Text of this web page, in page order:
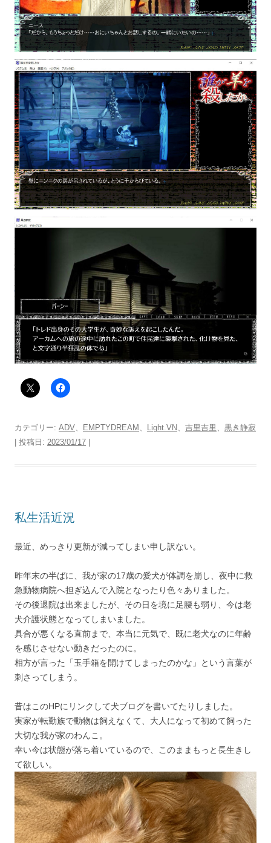
カテゴリー: ADV、 EMPTYDREAM 、 Light.VN、 吉里吉里 、 黒き静寂
| 投稿日: 2023/01/17
私生活近況
最近、めっきり更新が減ってしまい申し訳ない。
昨年末の半ばに、我が家の17歳の愛犬が体調を崩し、夜中に救
急動物病院へ担ぎ込んで入院となったり色々ありました。
その後退院は出来ましたが、その日を境に足腰も弱り、今は老
犬介護状態となってしまいました。
具合が悪くなる直前まで、本当に元気で、既に老犬なのに年齢
を感じさせない動きだったのに。
相方が言った「玉手箱を開けてしまったのかな」という言葉が
刺さってしまう。
昔はこのHPにリンクして犬ブログを書いてたりしました。
実家が転勤族で動物は飼えなくて、大人になって初めて飼った
大切な我が家のわんこ。
幸い今は状態が落ち着いているので、このままもっと長生きし
て欲しい。